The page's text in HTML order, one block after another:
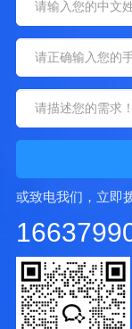
或致电我们，立即